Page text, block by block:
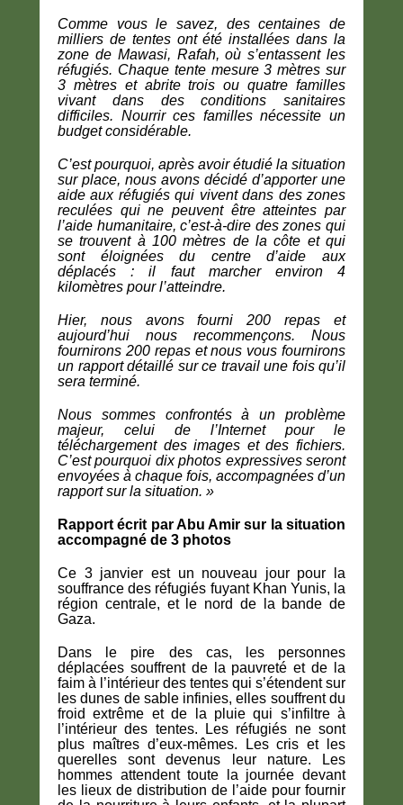
Comme vous le savez, des centaines de
milliers de tentes ont été installées dans la
zone de Mawasi, Rafah, où s’entassent les
réfugiés. Chaque tente mesure 3 mètres sur
3 mètres et abrite trois ou quatre familles
vivant dans des conditions sanitaires
difficiles. Nourrir ces familles nécessite un
budget considérable.
C’est pourquoi, après avoir étudié la situation
sur place, nous avons décidé d’apporter une
aide aux réfugiés qui vivent dans des zones
reculées qui ne peuvent être atteintes par
l’aide humanitaire, c’est-à-dire des zones qui
se trouvent à 100 mètres de la côte et qui
sont éloignées du centre d’aide aux
déplacés : il faut marcher environ 4
kilomètres pour l’atteindre.
Hier, nous avons fourni 200 repas et
aujourd’hui nous recommençons. Nous
fournirons 200 repas et nous vous fournirons
un rapport détaillé sur ce travail une fois qu’il
sera terminé.
Nous sommes confrontés à un problème
majeur, celui de l’Internet pour le
téléchargement des images et des fichiers.
C’est pourquoi dix photos expressives seront
envoyées à chaque fois, accompagnées d’un
rapport sur la situation. »
Rapport écrit par Abu Amir sur la situation
accompagné de 3 photos
Ce 3 janvier est un nouveau jour pour la
souffrance des réfugiés fuyant Khan Yunis, la
région centrale, et le nord de la bande de
Gaza.
Dans le pire des cas, les personnes
déplacées souffrent de la pauvreté et de la
faim à l’intérieur des tentes qui s’étendent sur
les dunes de sable infinies, elles souffrent du
froid extrême et de la pluie qui s’infiltre à
l’intérieur des tentes. Les réfugiés ne sont
plus maîtres d’eux-mêmes. Les cris et les
querelles sont devenus leur nature. Les
hommes attendent toute la journée devant
les lieux de distribution de l’aide pour fournir